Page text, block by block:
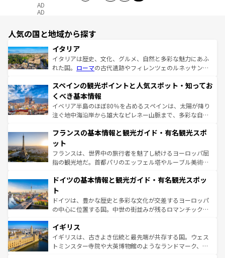
AD
AD
人気の国と地域から探す
イタリア
イタリアは歴史、文化、グルメ、自然と多彩な魅力にあふ
れた国。 ローマの古代遺跡やフィレンツェのルネッサンス
ろん、トスカーナの美しい田園風景やアマルフィ海岸の絶
景など、自然景観も見逃せない。観光の合間には、本場の
ピザやパスタなど、絶品のイタリア料理を堪能することも
できる。朝目覚めてから夜眠るまで、すべての瞬間を楽し
なお、新着のイタリア情報はコンテンツ一覧を参照してほ
しい。
スペインの観光ポイントと人気スポット・知ってお
くべき基本情報
イベリア半島のほぼ80％を占めるスペインは、太陽が降り
注ぐ地中海沿岸から雄大なピレネー山脈まで、多彩な自然
文化が根付くこの国では、情熱的なフラメンコ、熱気あふ
れる闘牛、そして美味しいタパスが生活の一部となってい
る。首都マドリードの洗練された雰囲気や、バルセロナの
アートに溢れた街角から、地方では古代ローマ遺跡や中世
せる。地方によって風土や気候が異なるスペインはその個
ンテンツ一覧 を参照してほしい。
フランスの基本情報と観光ガイド・有名観光スポ
ット
フランスは、世界中の旅行者を魅了し続けるヨーロッパ屈
指の観光地だ。首都パリのエッフェル塔やルーブル美術館
で、幅広い魅力が詰まっている。華麗な宮殿、歴史的な大
聖堂、美しいビーチ、そして豊かな自然が、訪れる者を心
から魅了する。また、フランスは美食の国としても知ら
れ、フランス料理はユネスコ無形文化遺産にも登録されて
香り高いラベンダー畑など、多彩な楽しみ方が可能だ。さ
らに、パリ以外の地域にも魅力が溢れており、どの街角に
も豊かな歴史と文化が息づいている。パリ以外の個性あふ
ドイツの基本情報と観光ガイド・有名観光スポッ
ト
ドイツは、豊かな歴史と多彩な文化が交差するヨーロッパ
の中心に位置する国。中世の街並みが残るロマンチック街
顔を持つこの国は、どこを歩いても飽きることがない。ベ
ルリンの文化的活気、バイエルン州のアルプスの絶景、そ
してライン川沿いのワイン畑といった風景は必見。ビール
イギリス
イギリスは、古きよき伝統と最先端が共存する国。ウェス
トミンスター寺院や大英博物館のようなランドマーク、歴